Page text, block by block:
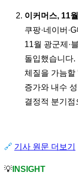
이커머스, 11
쿠팡·네이버
11월 광군제·
돌입했습니다
체질을 가늠할
증가와 내수
결정적 분기점
🔗 기사 원문 더보기
💡 INSIGHT